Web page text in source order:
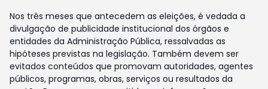
Nos três meses que antecedem as eleições, é vedada a
divulgação de publicidade institucional dos órgãos e
entidades da Administração Pública, ressalvadas as
hipóteses previstas na legislação. Também devem ser
evitados conteúdos que promovam autoridades, agentes
públicos, programas, obras, serviços ou resultados da